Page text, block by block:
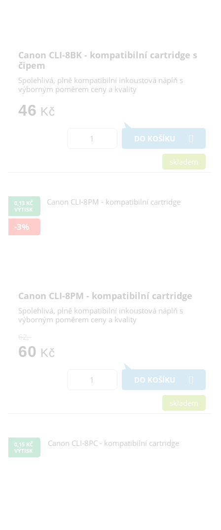
Canon CLI-8BK - kompatibilní cartridge s
čipem
Spolehlivá, plně kompatibilní inkoustová náplň s
výborným poměrem ceny a kvality
46 Kč
DO KOŠÍKU
skladem
0,13 KČ
VÝTISK
-3%
Canon CLI-8PM - kompatibilní cartridge
Spolehlivá, plně kompatibilní inkoustová náplň s
výborným poměrem ceny a kvality
62,-
60 Kč
DO KOŠÍKU
skladem
0,15 KČ
VÝTISK